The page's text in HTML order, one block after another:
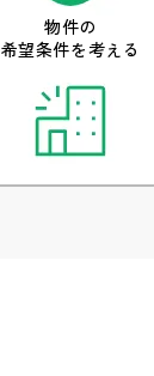
物件の
希望条件を考える